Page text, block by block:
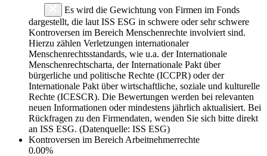
Es wird die Gewichtung von Firmen im Fonds
dargestellt, die laut ISS ESG in schwere oder sehr schwere
Kontroversen im Bereich Menschenrechte involviert sind.
Hierzu zählen Verletzungen internationaler
Menschenrechtsstandards, wie u.a. der Internationale
Menschenrechtscharta, der Internationale Pakt über
bürgerliche und politische Rechte (ICCPR) oder der
Internationale Pakt über wirtschaftliche, soziale und kulturelle
Rechte (ICESCR). Die Bewertungen werden bei relevanten
neuen Informationen oder mindestens jährlich aktualisiert. Bei
Rückfragen zu den Firmendaten, wenden Sie sich bitte direkt
an ISS ESG. (Datenquelle: ISS ESG)
Kontroversen im Bereich Arbeitnehmerrechte
0.00%